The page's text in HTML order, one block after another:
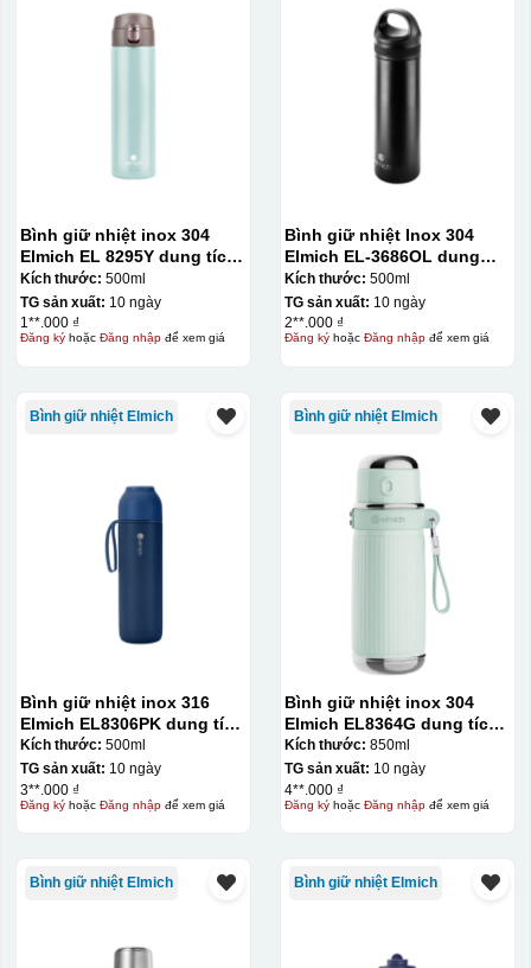
Bình giữ nhiệt inox 304
Elmich EL 8295Y dung tích
500ml
Kích thước: 500ml
TG sản xuất: 10 ngày
1**.000 ₫
Đăng kýhoặc Đăng nhậpđể xem giá
Bình giữ nhiệt Inox 304
Elmich EL-3686OL dung
tích 500ml
Kích thước: 500ml
TG sản xuất: 10 ngày
2**.000 ₫
Đăng kýhoặc Đăng nhậpđể xem giá
Bình giữ nhiệt Elmich
Bình giữ nhiệt inox 316
Elmich EL8306PK dung tích
500ml
Kích thước: 500ml
TG sản xuất: 10 ngày
3**.000 ₫
Đăng kýhoặc Đăng nhậpđể xem giá
Bình giữ nhiệt Elmich
Bình giữ nhiệt inox 304
Elmich EL8364G dung tích
850ml
Kích thước: 850ml
TG sản xuất: 10 ngày
4**.000 ₫
Đăng kýhoặc Đăng nhậpđể xem giá
Bình giữ nhiệt Elmich Bình giữ nhiệt Elmich